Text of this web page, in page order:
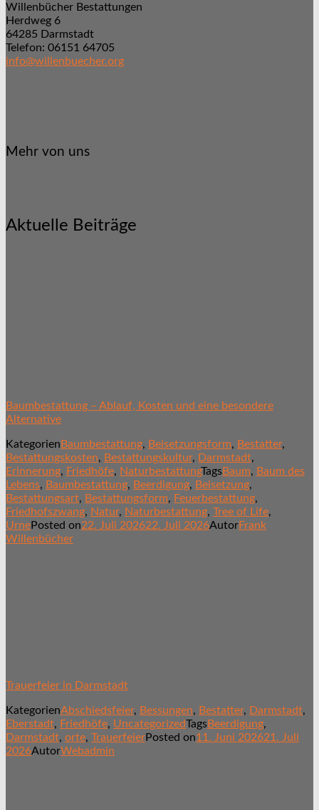
Willenbücher Bestattungen
Herdweg 6
64285 Darmstadt
Telefon: 06151 64705
info@willenbuecher.org
Mehr von uns
Aktuelle Beiträge
Baumbestattung – Ablauf, Kosten und eine besondere
Alternative
Kategorien Baumbestattung, Beisetzungsform, Bestatter,
Bestattungskosten, Bestattungskultur, Darmstadt,
Erinnerung, Friedhöfe, NaturbestattungTagsBaum, Baum des
Lebens, Baumbestattung, Beerdigung, Beisetzung,
Bestattungsart, Bestattungsform, Feuerbestattung,
Friedhofszwang, Natur, Naturbestattung, Tree of Life,
UrnePosted on22. Juli 202622. Juli 2026AutorFrank
Willenbücher
Trauerfeier in Darmstadt
KategorienAbschiedsfeier, Bessungen, Bestatter, Darmstadt,
Eberstadt, Friedhöfe, UncategorizedTagsBeerdigung,
Darmstadt, orte, TrauerfeierPosted on11. Juni 202621. Juli
2026AutorWebadmin